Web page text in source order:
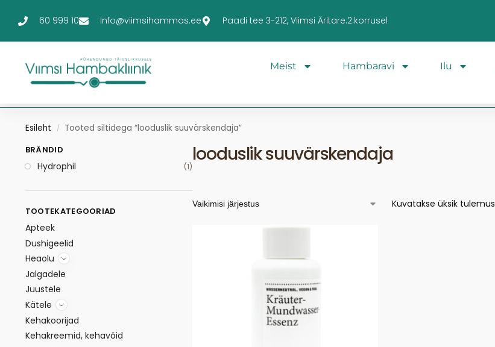
60 999 10 Info@viimsihammas.ee Paadi tee 3-212, Viimsi Äritare.2.korrusel
Meist Hambaravi Ilu
Esileht / Tooted siltidega “looduslik suuvärskendaja”
looduslik suuvärskendaja
Kuvatakse üksik tulemus
BRÄNDID
Hydrophil (1)
TOOTEKATEGOORIAD
Apteek
Dushigeelid
Heaolu
Jalgadele
Juustele
Kätele
Kehakoorijad
Kehakreemid, kehavõid